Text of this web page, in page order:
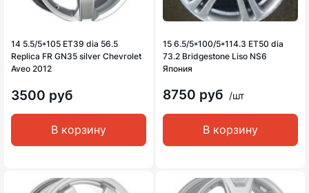
14 5.5/5*105 ET39 dia 56.5
Replica FR GN35 silver Chevrolet
Aveo 2012
3500 руб
В корзину
15 6.5/5*100/5*114.3 ET50 dia
73.2 Bridgestone Liso NS6
Япония
8750 руб /шт
В корзину